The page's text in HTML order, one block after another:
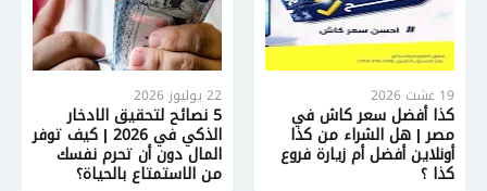
19 غشت 2026
كذا أفضل سعر كاش في
مصر | هل الشراء من كذا
أونلاين أفضل أم زيارة فروع
كذا ؟
22 يوليوز 2026
5 نصائح لتحقيق الادخار
الذكي في 2026 | كيف توفر
المال دون أن تحرم نفسك
من الاستمتاع بالحياة؟